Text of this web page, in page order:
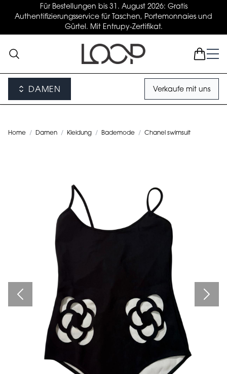
Für Bestellungen bis 31. August 2026: Gratis
Authentifizierungsservice für Taschen, Portemonnaies und
Gürtel. Mit Entrupy-Zertifikat.
DAMEN Verkaufe mit uns
Home / Damen / Kleidung / Bademode / Chanel swimsuit